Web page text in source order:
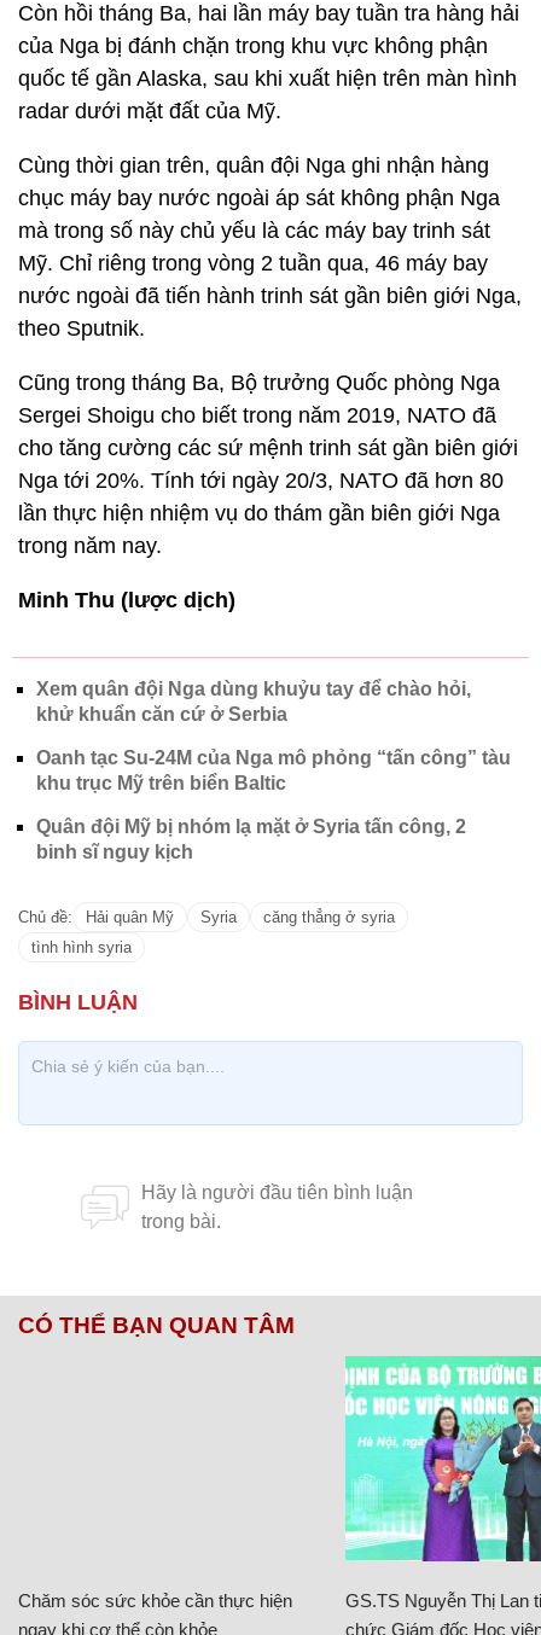
Còn hồi tháng Ba, hai lần máy bay tuần tra hàng hải
của Nga bị đánh chặn trong khu vực không phận
quốc tế gần Alaska, sau khi xuất hiện trên màn hình
radar dưới mặt đất của Mỹ.
Cùng thời gian trên, quân đội Nga ghi nhận hàng
chục máy bay nước ngoài áp sát không phận Nga
mà trong số này chủ yếu là các máy bay trinh sát
Mỹ. Chỉ riêng trong vòng 2 tuần qua, 46 máy bay
nước ngoài đã tiến hành trinh sát gần biên giới Nga,
theo Sputnik.
Cũng trong tháng Ba, Bộ trưởng Quốc phòng Nga
Sergei Shoigu cho biết trong năm 2019, NATO đã
cho tăng cường các sứ mệnh trinh sát gần biên giới
Nga tới 20%. Tính tới ngày 20/3, NATO đã hơn 80
lần thực hiện nhiệm vụ do thám gần biên giới Nga
trong năm nay.
Minh Thu (lược dịch)
Xem quân đội Nga dùng khuỷu tay để chào hỏi,
khử khuẩn căn cứ ở Serbia
Oanh tạc Su-24M của Nga mô phỏng “tấn công” tàu
khu trục Mỹ trên biển Baltic
Quân đội Mỹ bị nhóm lạ mặt ở Syria tấn công, 2
binh sĩ nguy kịch
Chủ đề: Hải quân Mỹ Syria
căng thẳng ở syria
tình hình syria
CÓ THỂ BẠN QUAN TÂM
Chăm sóc sức khỏe cần thực hiện
ngay khi cơ thể còn khỏe
GS.TS Nguyễn Thị Lan
chức Giám đốc Học